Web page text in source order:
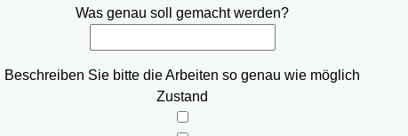
Was genau soll gemacht werden?
Beschreiben Sie bitte die Arbeiten so genau wie möglich
Zustand